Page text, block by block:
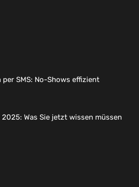
SMS: No-Shows effizient
Was Sie jetzt wissen müssen